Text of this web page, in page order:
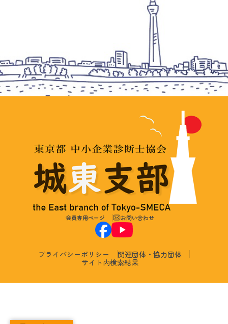
会員専用ページ お問い合わせ
プライバシーポリシー
関連団体・協力団体
サイト内検索結果